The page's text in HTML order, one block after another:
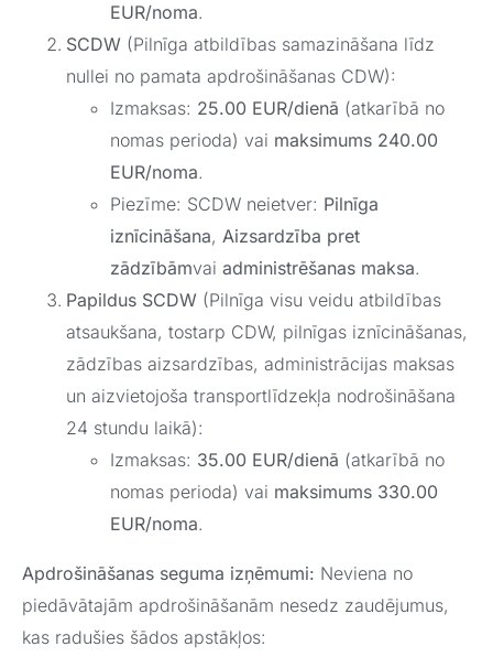
EUR/noma.
SCDW (Pilnīga atbildības samazināšana līdz
nullei no pamata apdrošināšanas CDW):
Izmaksas: 25.00 EUR/dienā (atkarībā no
nomas perioda) vai maksimums 240.00
EUR/noma.
Piezīme: SCDW neietver: Pilnīga
iznīcināšana, Aizsardzība pret
zādzībāmvai administrēšanas maksa.
Papildus SCDW (Pilnīga visu veidu atbildības
atsaukšana, tostarp CDW, pilnīgas iznīcināšanas,
zādzības aizsardzības, administrācijas maksas
un aizvietojoša transportlīdzekļa nodrošināšana
24 stundu laikā):
Izmaksas: 35.00 EUR/dienā (atkarībā no
nomas perioda) vai maksimums 330.00
EUR/noma.
Apdrošināšanas seguma izņēmumi: Neviena no
piedāvātajām apdrošināšanām nesedz zaudējumus,
kas radušies šādos apstākļos: